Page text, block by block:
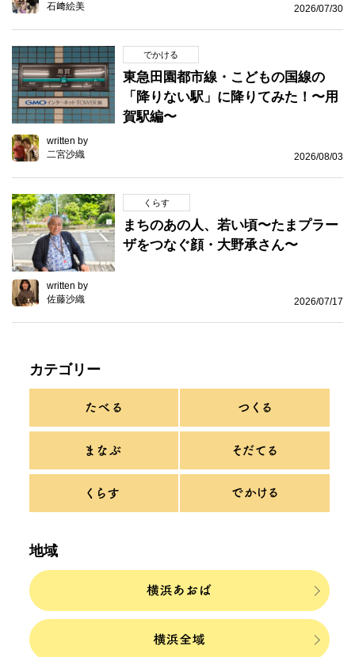
石﨑絵美
2026/07/30
でかける
東急田園都市線・こどもの国線の
「降りない駅」に降りてみた！〜用
賀駅編〜
written by
二宮沙織
2026/08/03
くらす
まちのあの人、若い頃〜たまプラー
ザをつなぐ顔・大野承さん〜
written by
佐藤沙織
2026/07/17
カテゴリー
地域